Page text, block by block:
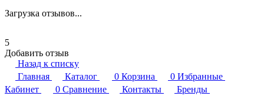
Загрузка отзывов...
5
Добавить отзыв
Назад к списку
Главная
Каталог 0 Корзина 0 Избранные
Кабинет
0 Сравнение Контакты
Бренды